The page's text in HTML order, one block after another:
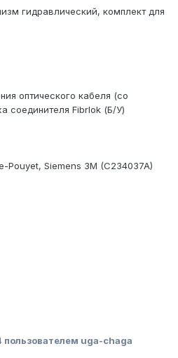
гидравлический, комплект для
оптического кабеля (со
соединителя Fibrlok (Б/У)
Pouyet, Siemens 3M (C234037A)
пользователем uga-chaga